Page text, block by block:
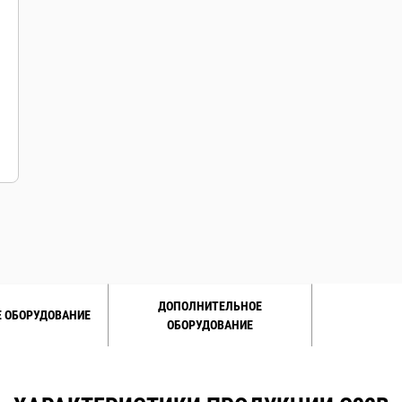
ОБОРУДОВАНИЕ
ДОПОЛНИТЕЛЬНОЕ
ОБОРУДОВАНИЕ